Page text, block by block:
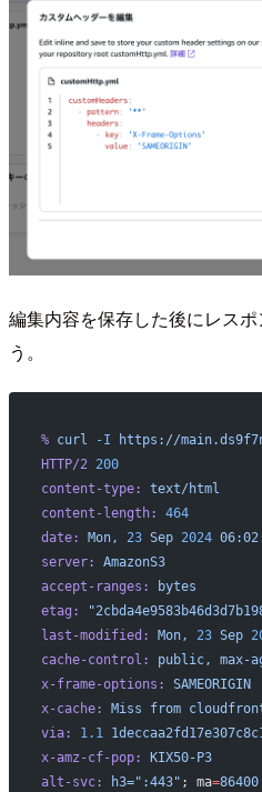
編集内容を保存した後にレス
う。
% curl -I https://
HTTP/2 200
content-type:
text/html
content-length:
464
date:
Mon, 23 Sep 2024
server:
AmazonS3
accept-ranges:
bytes
etag:
last-modified:
Mon, 23 Sep
cache-control:
public, max-
x-frame-options:
SAMEORIGIN
x-cache:
Miss from
via:
1.1
x-amz-cf-pop:
KIX50-P3
alt-svc:
h3=":443" ; ma=86400